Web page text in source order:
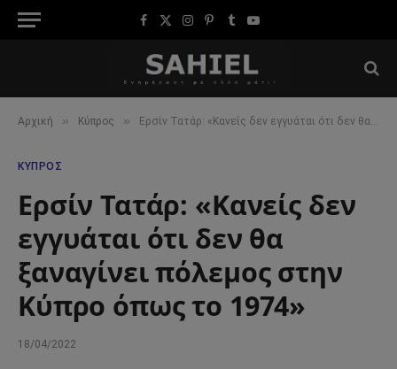
Facebook
X
Instagram
Pinterest
TumblrYouTube
Αρχική » Κύπρος » Ερσίν Τατάρ: «Κανείς δεν εγγυάται ότι δεν θα ξαναγίνει πόλεμος στην Κύπρο όπως το 1974»
ΚΎΠΡΟΣ
Ερσίν Τατάρ: «Κανείς δεν
εγγυάται ότι δεν θα
ξαναγίνει πόλεμος στην
Κύπρο όπως το 1974»
18/04/2022